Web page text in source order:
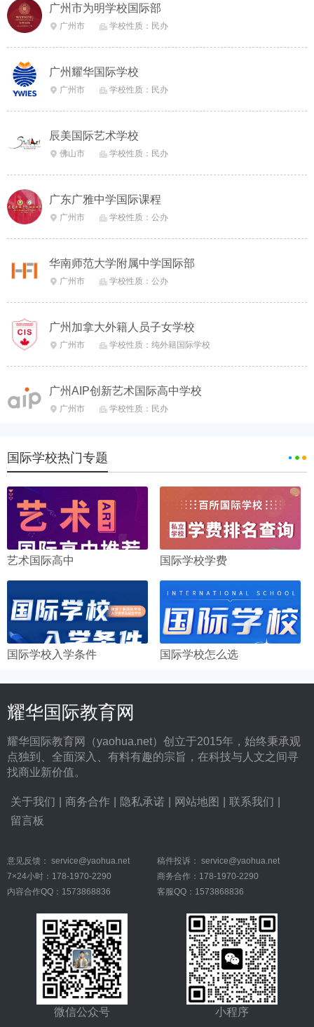
广州市为明学校国际部
 广州市  学校性质：民办
广州耀华国际学校
 广州市  学校性质：民办
辰美国际艺术学校
 佛山市  学校性质：民办
广东广雅中学国际课程
 广州市  学校性质：公办
华南师范大学附属中学国际部
 广州市  学校性质：公办
广州加拿大外籍人员子女学校
 广州市  学校性质：纯外籍国际学校
广州AIP创新艺术国际高中学校
 广州市  学校性质：民办
国际学校热门专题
艺术国际高中 国际学校学费
国际学校入学条件 国际学校怎么选
耀华国际教育网
耀华国际教育网（yaohua.net）创立于2015年，始终秉承观
点独到、全面深入、有料有趣的宗旨，在科技与人文之间寻
找商业新价值。
关于我们 商务合作 隐私承诺 网站地图 联系我们
留言板
意见反馈： service@yaohua.net 稿件投诉： service@yaohua.net
7×24小时：178-1970-2290
商务合作：178-1970-2290
内容合作QQ：1573868836
客服QQ：1573868836
微信公众号 小程序